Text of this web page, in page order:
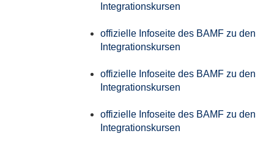
Integrationskursen
offizielle Infoseite des BAMF zu den
Integrationskursen
offizielle Infoseite des BAMF zu den
Integrationskursen
offizielle Infoseite des BAMF zu den
Integrationskursen